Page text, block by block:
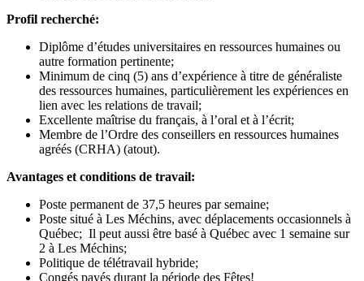
Profil recherché:
Diplôme d’études universitaires en ressources humaines ou
autre formation pertinente;
Minimum de cinq (5) ans d’expérience à titre de généraliste
des ressources humaines, particulièrement les expériences en
lien avec les relations de travail;
Excellente maîtrise du français, à l’oral et à l’écrit;
Membre de l’Ordre des conseillers en ressources humaines
agréés (CRHA) (atout).
Avantages et conditions de travail:
Poste permanent de 37,5 heures par semaine;
Poste situé à Les Méchins, avec déplacements occasionnels à
Québec; Il peut aussi être basé à Québec avec 1 semaine sur
2 à Les Méchins;
Politique de télétravail hybride;
Congés payés durant la période des Fêtes!